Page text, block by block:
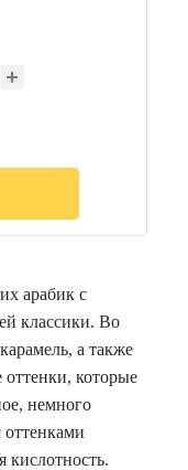
арабик с
классики. Во
а также
которые
немного
оттенками
кислотность.